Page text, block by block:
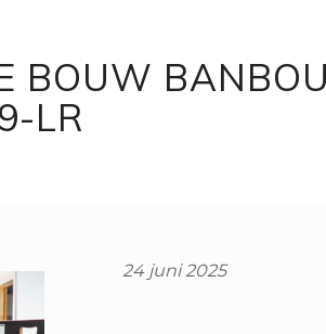
BOUW
LR
24 juni 2025